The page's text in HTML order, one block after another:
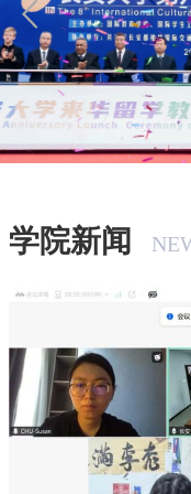
学院新闻